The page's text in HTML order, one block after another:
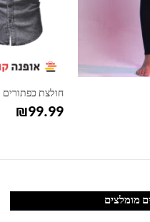
חולצת כפתורים
₪99.99
מומלצים